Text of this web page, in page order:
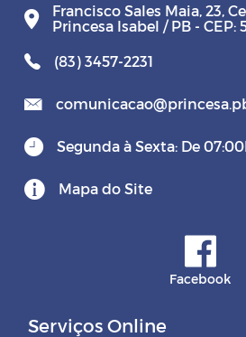
Francisco Sales Maia, 23,
Princesa Isabel / PB - CEP:
(83) 3457-2231
Segunda à Sexta: De
Mapa do Site
Facebook
Serviços Online